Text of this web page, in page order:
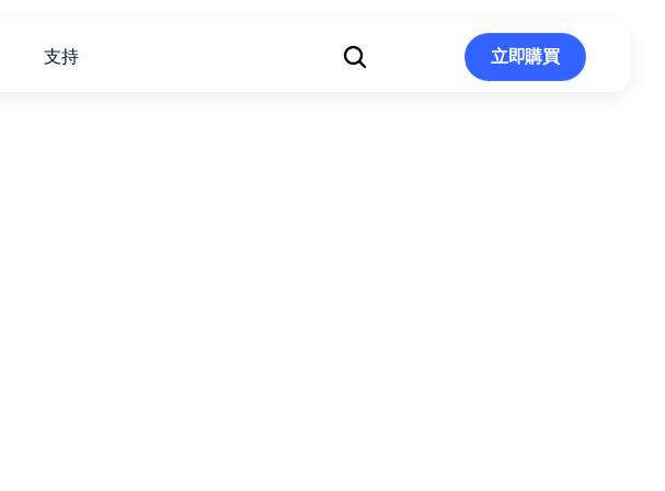
支持
立即購買